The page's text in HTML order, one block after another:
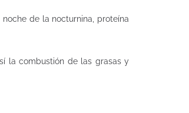
de la nocturnina, proteína
la combustión de las grasas y